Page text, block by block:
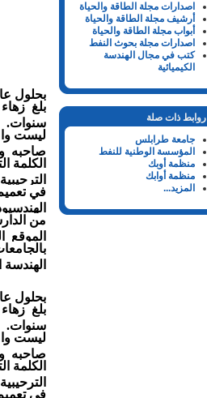
اصدارات مجلة الطاقة والحياة
أرشيف مجلة الطاقة والحياة
أبواب مجلة الطاقة والحياة
اصدارات مجلة بحوث النفط
كتب في مجال الهندسة
الكيميائية
روابط ذات صلة
جامعة طرابلس
المؤسسة الوطنية للنفط
منظمة أوبك
منظمة أوابك
المزيد...
بحلول عام 2020 ، يكون عمر هذا
بلغ
سنوات.
ليست
صاحبه
الكلمة
في
الهندسي
من
الموقع
الهندسة
بحلول عام 2020 ، يكون عمر هذا
بلغ
سنوات.
ليست
صاحبه
الكلمة
في